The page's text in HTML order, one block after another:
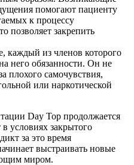
помогают пациенту
к процессу
позволяет закрепить
каждый из членов которого
него обязанности. Он не
плохого самочувствия,
или наркотической
Day Top продолжается
условиях закрытого
за это время
выстраивать новые
миром.